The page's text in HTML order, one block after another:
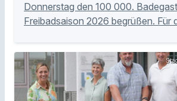
Donnerstag den 100 000.
Freibadsaison 2026 begrüßen. Für